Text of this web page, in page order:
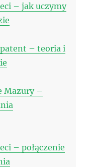
– jak uczymy
– teoria i
Mazury –
– połączenie